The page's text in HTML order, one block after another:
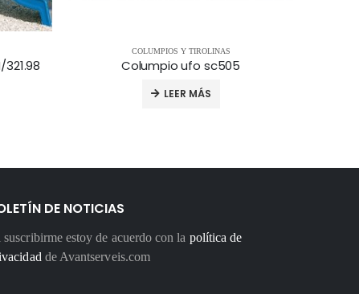
321.98
COLUMPIOS Y TIROLINAS
Columpio ufo sc505
LEER MÁS
DE NOTICIAS
estoy de acuerdo con la política de
de Avantserveis.com